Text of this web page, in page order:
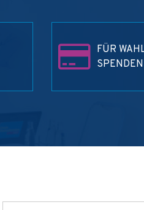
FÜR
SPENDEN